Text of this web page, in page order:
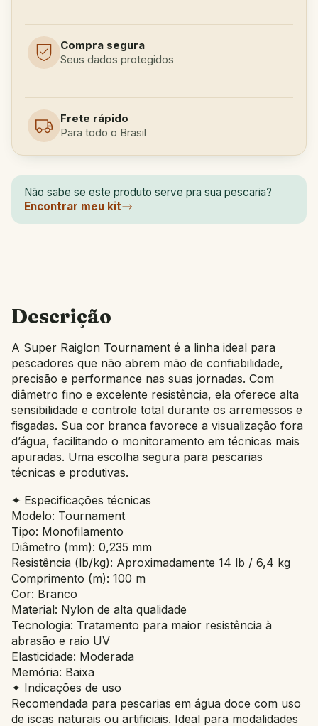
Compra segura
Seus dados protegidos
Frete rápido
Para todo o Brasil
Não sabe se este produto serve pra sua pescaria?
Encontrar meu kit
Descrição
A Super Raiglon Tournament é a linha ideal para
pescadores que não abrem mão de confiabilidade,
precisão e performance nas suas jornadas. Com
diâmetro fino e excelente resistência, ela oferece alta
sensibilidade e controle total durante os arremessos e
fisgadas. Sua cor branca favorece a visualização fora
d’água, facilitando o monitoramento em técnicas mais
apuradas. Uma escolha segura para pescarias
técnicas e produtivas.
✦ Especificações técnicas
Modelo: Tournament
Tipo: Monofilamento
Diâmetro (mm): 0,235 mm
Resistência (lb/kg): Aproximadamente 14 lb / 6,4 kg
Comprimento (m): 100 m
Cor: Branco
Material: Nylon de alta qualidade
Tecnologia: Tratamento para maior resistência à
abrasão e raio UV
Elasticidade: Moderada
Memória: Baixa
✦ Indicações de uso
Recomendada para pescarias em água doce com uso
de iscas naturais ou artificiais. Ideal para modalidades